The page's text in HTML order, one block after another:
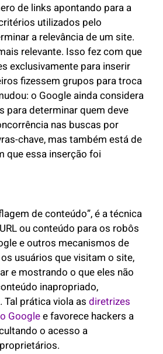
de links apontando para a
utilizados pelo
a relevância de um site.
relevante. Isso fez com que
exclusivamente para inserir
fizessem grupos para troca
o Google ainda considera
para determinar quem deve
nas buscas por
chave, mas também está de
que essa inserção foi
de conteúdo”, é a técnica
ou conteúdo para os robôs
e outros mecanismos de
usuários que visitam o site,
e mostrando o que eles não
inapropriado,
Tal prática viola asdiretrizes
Googlee favorece hackers a
o acesso a